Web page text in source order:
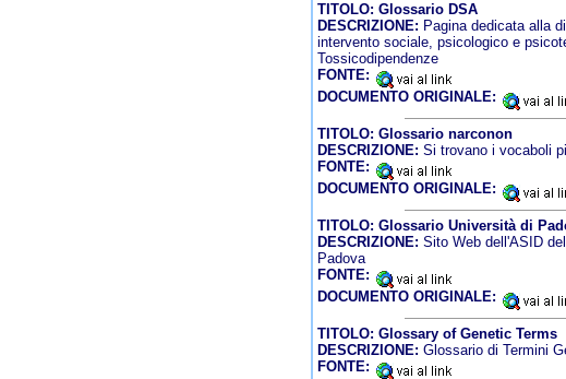
TITOLO: Glossario DSA
DESCRIZIONE: Pagina dedicata alla
intervento sociale, psicologico e
Tossicodipendenze
FONTE:
DOCUMENTO ORIGINALE:
TITOLO: Glossario narconon
DESCRIZIONE: Si trovano i vocaboli
FONTE:
DOCUMENTO ORIGINALE:
TITOLO: Glossario Università di
DESCRIZIONE: Sito Web dell'ASID
Padova
FONTE:
DOCUMENTO ORIGINALE:
TITOLO: Glossary of Genetic Terms
DESCRIZIONE: Glossario di Termini
FONTE: